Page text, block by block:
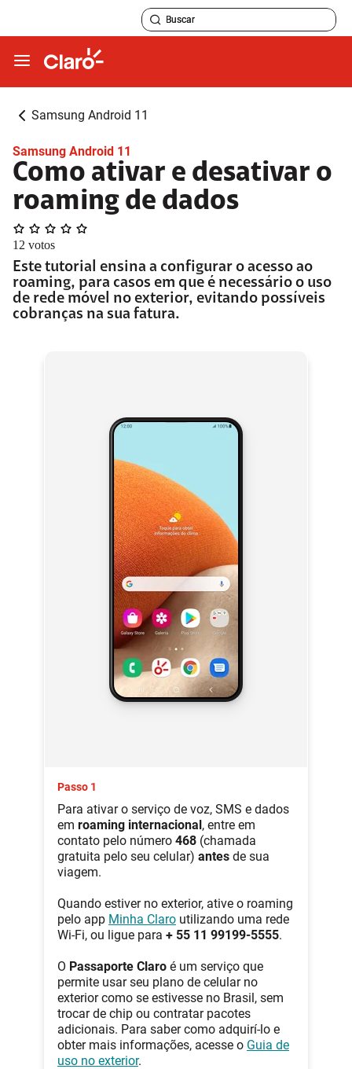
Samsung Android 11
Samsung Android 11
Como ativar e desativar o
roaming de dados
12 votos
Este tutorial ensina a configurar o acesso ao
roaming, para casos em que é necessário o uso
de rede móvel no exterior, evitando possíveis
cobranças na sua fatura.
Passo 1
Para ativar o serviço de voz, SMS e dados
em roaming internacional, entre em
contato pelo número 468 (chamada
gratuita pelo seu celular) antes de sua
viagem.
Quando estiver no exterior, ative o roaming
pelo app Minha Claro utilizando uma rede
Wi-Fi, ou ligue para + 55 11 99199-5555.
O Passaporte Claro é um serviço que
permite usar seu plano de celular no
exterior como se estivesse no Brasil, sem
trocar de chip ou contratar pacotes
adicionais. Para saber como adquirí-lo e
obter mais informações, acesse o Guia de
uso no exterior.